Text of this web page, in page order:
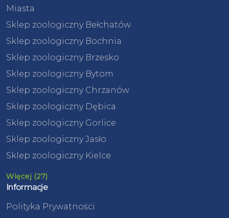
Miasta
Sklep zoologiczny Bełchatów
Sklep zoologiczny Bochnia
Sklep zoologiczny Brzesko
Sklep zoologiczny Bytom
Sklep zoologiczny Chrzanów
Sklep zoologiczny Dębica
Sklep zoologiczny Gorlice
Sklep zoologiczny Jasło
Sklep zoologiczny Kielce
Więcej (27)
Informacje
Polityka Prywatności